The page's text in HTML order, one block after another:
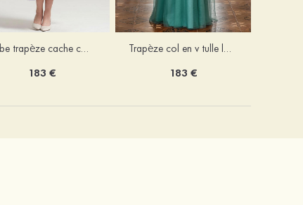
Robe trapèze cache cœur mousseline longueur mollet robe de mère de la mariée avec plissé veste
183 €
Trapèze col en v tulle longueur ras du sol robe de mère de la mariée avec perles paillettes
183 €